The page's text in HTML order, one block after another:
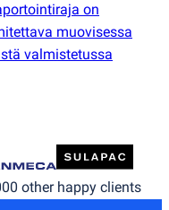
on
muovisessa
valmistetussa
other happy clients